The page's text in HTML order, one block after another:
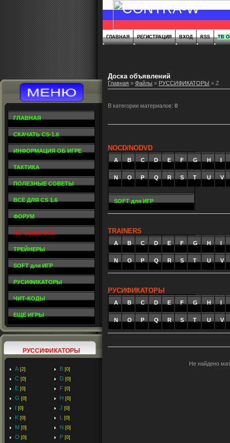
ГЛАВНАЯ
СКАЧАТЬ CS-1.6
ИНФОРМАЦИЯ ОБ ИГРЕ
ТАКТИКА
ПОЛЕЗНЫЕ СОВЕТЫ
ВСЁ ДЛЯ CS 1.6
ФОРУМ
NO CD/NO DVD
ТРЕЙНЕРЫ
SOFT для ИГР
РУСИФИКАТОРЫ
ЧИТ-КОДЫ
ЕЩЁ ИГРЫ
РУССИФИКАТОРЫ
A [2] B [0]
C [0] D [0]
E [0] F [0]
G [0] H [0]
I [0] J [0]
K [0] L [0]
M [0] N [0]
O [0] P [0]
ГЛАВНАЯ РЕГИСТРАЦИЯ ВХОД RSS ТВ
Доска объявлений
Главная » Файлы » РУССИФИКАТОРЫ » Z
В категории материалов: 0
NOCD/NODVD
A B C D E F G H I
N O P Q R S T U V
SOFT для ИГР
TRAINERS
A B C D E F G H I
N O P Q R S T U V
РУСИФИКАТОРЫ
A B C D E F G H
N O P Q R S T U V
Не найдено